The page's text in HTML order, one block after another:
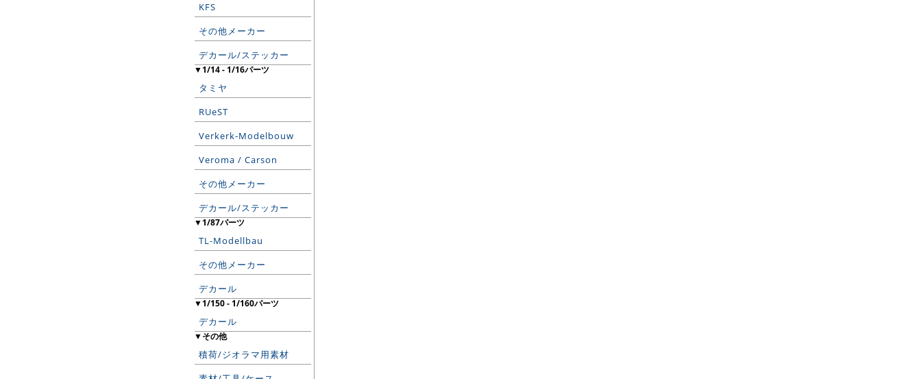
KFS
その他メーカー
デカール/ステッカー
▼1/14 - 1/16パーツ
タミヤ
RUeST
Verkerk-Modelbouw
Veroma / Carson
その他メーカー
デカール/ステッカー
▼1/87パーツ
TL-Modellbau
その他メーカー
デカール
▼1/150 - 1/160パーツ
デカール
▼その他
積荷/ジオラマ用素材